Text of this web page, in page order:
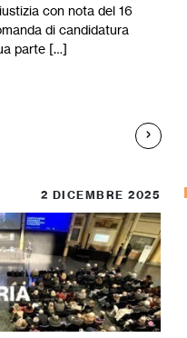
con nota del 16
di candidatura
parte […]
2 DICEMBRE 2025